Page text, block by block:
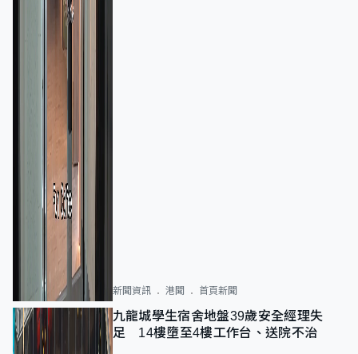
新聞資訊 港聞 首頁新聞
九龍城學生宿舍地盤39歲安全經理失
足 14樓墮至4樓工作台、送院不治